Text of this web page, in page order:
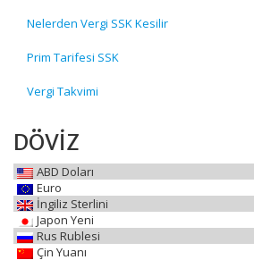
Nelerden Vergi SSK Kesilir
Prim Tarifesi SSK
Vergi Takvimi
DÖVİZ
ABD Doları
Euro
İngiliz Sterlini
Japon Yeni
Rus Rublesi
Çin Yuanı